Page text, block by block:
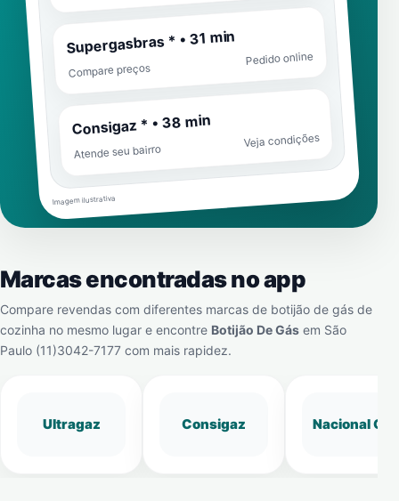
Supergasbras * • 31 min
Compare preços
Pedido online
Consigaz * • 38 min
Atende seu bairro
Veja condições
Imagem ilustrativa
Marcas encontradas no app
Compare revendas com diferentes marcas de botijão de gás de
cozinha no mesmo lugar e encontre Botijão De Gás em São
Paulo (11)3042-7177 com mais rapidez.
Ultragaz Consigaz Nacional Gás